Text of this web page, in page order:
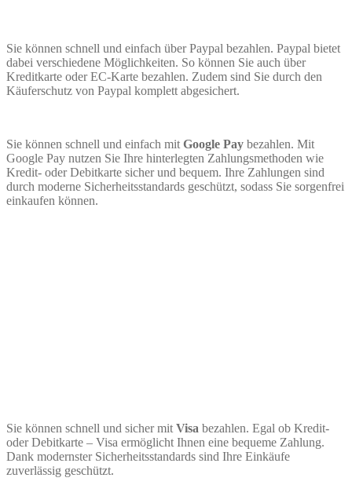
Sie können schnell und einfach über Paypal bezahlen. Paypal bietet
dabei verschiedene Möglichkeiten. So können Sie auch über
Kreditkarte oder EC-Karte bezahlen. Zudem sind Sie durch den
Käuferschutz von Paypal komplett abgesichert.
Sie können schnell und einfach mit Google Pay bezahlen. Mit
Google Pay nutzen Sie Ihre hinterlegten Zahlungsmethoden wie
Kredit- oder Debitkarte sicher und bequem. Ihre Zahlungen sind
durch moderne Sicherheitsstandards geschützt, sodass Sie sorgenfrei
einkaufen können.
Sie können schnell und sicher mit Visa bezahlen. Egal ob Kredit-
oder Debitkarte – Visa ermöglicht Ihnen eine bequeme Zahlung.
Dank modernster Sicherheitsstandards sind Ihre Einkäufe
zuverlässig geschützt.